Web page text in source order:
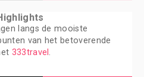
langs de mooiste
van het betoverende
333travel.